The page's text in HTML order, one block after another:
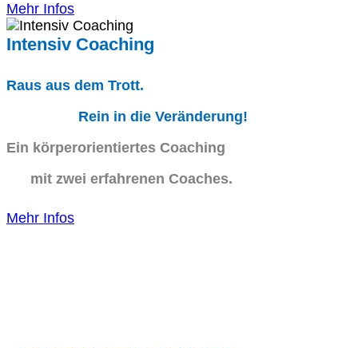
Mehr Infos
Intensiv Coaching
Raus aus dem Trott.
Rein in die Veränderung!
Ein körperorientiertes Coaching
mit zwei erfahrenen Coaches.
Mehr Infos